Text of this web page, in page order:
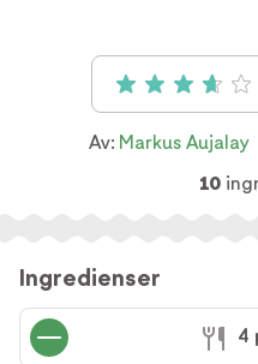
Betyg: 3.7 av 5
Av: Markus Aujalay
10
Ingredienser
4